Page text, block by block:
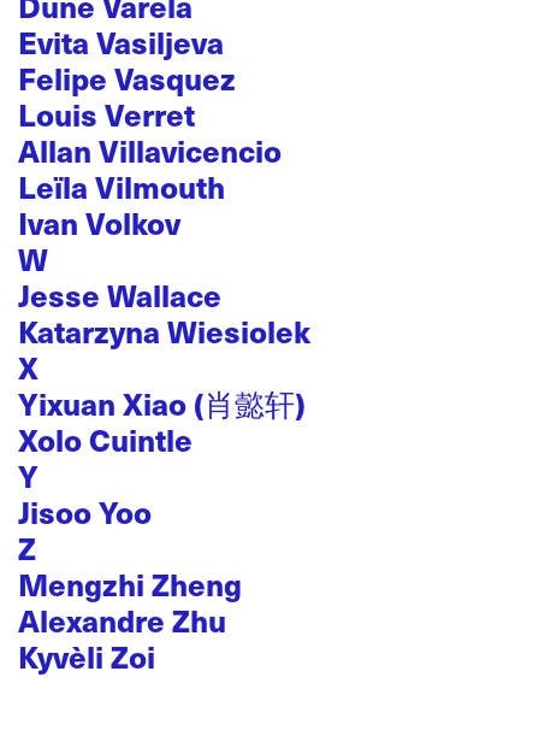
Evita Vasiljeva
Felipe Vasquez
Louis Verret
Allan Villavicencio
Leïla Vilmouth
Ivan Volkov
W
Jesse Wallace
Katarzyna Wiesiolek
X
Yixuan Xiao (肖懿轩)
Xolo Cuintle
Y
Jisoo Yoo
Z
Mengzhi Zheng
Alexandre Zhu
Kyvèli Zoi